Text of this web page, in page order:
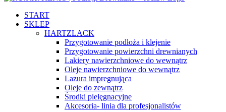
START
SKLEP
HARTZLACK
Przygotowanie podłoża i klejenie
Przygotowanie powierzchni drewnianych
Lakiery nawierzchniowe do wewnątrz
Oleje nawierzchniowe do wewnątrz
Lazura impregnująca
Oleje do zewnątrz
Środki pielęgnacyjne
Akcesoria- linia dla profesjonalistów